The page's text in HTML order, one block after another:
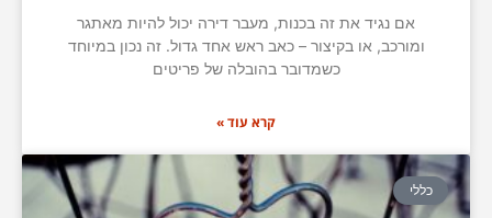
אם נגיד את זה בכנות, מעבר דירה יכול להיות מאתגר
ומורכב, או בקיצור – כאב ראש אחד גדול. זה נכון במיוחד
כשמדובר בהובלה של פריטים
קרא עוד »
כללי